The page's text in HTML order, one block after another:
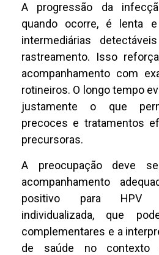
A progressão da
quando ocorre, é lenta
intermediárias
rastreamento. Isso
acompanhamento com
rotineiros. O longo tempo
justamente o que
precoces e tratamentos
precursoras.
A preocupação deve
acompanhamento
positivo para HPV
individualizada, que
complementares e a
de saúde no contexto